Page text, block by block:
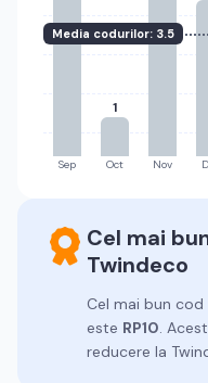
Media codurilor: 3.5
Sep
1
Oct Nov
Cel mai
Twindeco
Cel mai bun
este RP10.
reducere la